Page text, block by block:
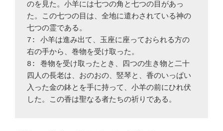
のを見た。小羊には七つの角と七つの目があっ
た。この七つの目は、全地に遣わされている神の
七つの霊である。
7: 小羊は進み出て、玉座に座っておられる方の
右の手から、巻物を受け取った。
8: 巻物を受け取ったとき、四つの生き物と二十
四人の長老は、おのおの、竪琴と、香のいっぱい
入った金の鉢とを手に持って、小羊の前にひれ伏
した。この香は聖なる者たちの祈りである。